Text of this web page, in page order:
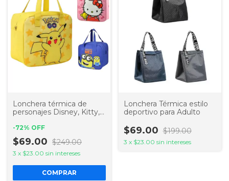
Lonchera térmica de
personajes Disney, Kitty,
-72% OFF
$69.00 $249.00
3 x $23.00 sin intereses
COMPRAR
Lonchera Térmica estilo
deportivo para Adulto
$69.00 $199.00
3 x $23.00 sin intereses